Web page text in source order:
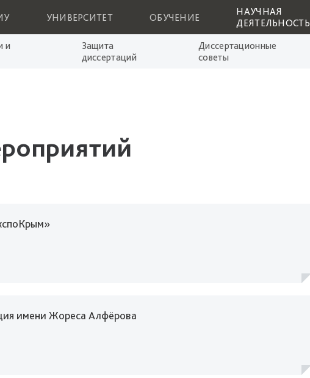
УНИВЕРСИТЕТ ОБУЧЕНИЕ
НАУЧНАЯ
ДЕЯТЕЛЬНОСТЬ
и
Защита
диссертаций
Диссертационные
советы
имени Жореса Алфёрова